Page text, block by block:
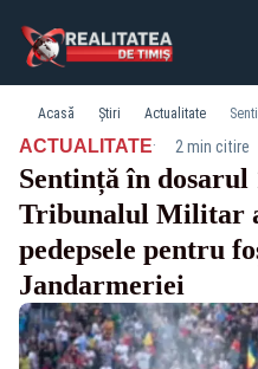
Acasă Știri Actualitate
ACTUALITATE· 2 min citire
Sentință în dosarul
Tribunalul Militar
pedepsele pentru
Jandarmeriei